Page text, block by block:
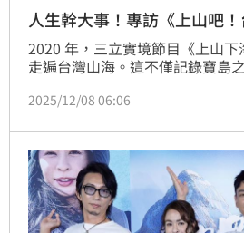
人生幹大事！專訪《上山吧
2020 年，三立實境節目《上山
走遍台灣山海。這不僅記錄寶島
境節目獎肯定，更進一步催生出
180 天攀登世界三大聖山，以超
節目的格局。本次特別邀請到《
推手――前三立都會台副台長黃
錩...
2025/12/08 06:06